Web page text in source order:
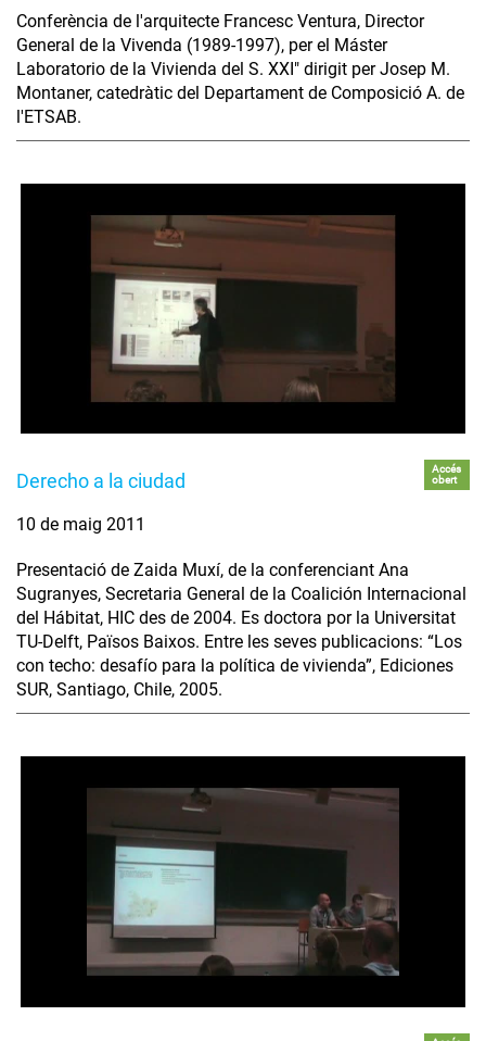
Conferència de l'arquitecte Francesc Ventura, Director
General de la Vivenda (1989-1997), per el Máster
Laboratorio de la Vivienda del S. XXI" dirigit per Josep M.
Montaner, catedràtic del Departament de Composició A. de
l'ETSAB.
Derecho a la ciudad
Accés
obert
10 de maig 2011
Presentació de Zaida Muxí, de la conferenciant Ana
Sugranyes, Secretaria General de la Coalición Internacional
del Hábitat, HIC des de 2004. Es doctora por la Universitat
TU-Delft, Països Baixos. Entre les seves publicacions: “Los
con techo: desafío para la política de vivienda”, Ediciones
SUR, Santiago, Chile, 2005.